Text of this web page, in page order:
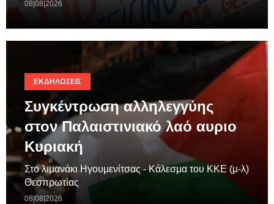
08|08|2026
ΕΚΔΗΛΏΣΕΙΣ
Συγκέντρωση αλληλεγγύης
στον Παλαιστινιακό λαό αυριο
Κυριακή
Στο λιμανάκι Ηγουμενίτσας - Κάλεσμα του ΚΚΕ (μ-λ)
Θεσπρωτίας
08|08|2026